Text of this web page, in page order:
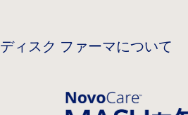
ィスク ファーマについて